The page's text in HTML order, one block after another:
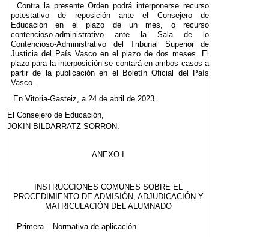
Contra la presente Orden podrá interponerse recurso
potestativo de reposición ante el Consejero de
Educación en el plazo de un mes, o recurso
contencioso-administrativo ante la Sala de lo
Contencioso-Administrativo del Tribunal Superior de
Justicia del País Vasco en el plazo de dos meses. El
plazo para la interposición se contará en ambos casos a
partir de la publicación en el Boletín Oficial del País
Vasco.
En Vitoria-Gasteiz, a 24 de abril de 2023.
El Consejero de Educación,
JOKIN BILDARRATZ SORRON.
ANEXO I
INSTRUCCIONES COMUNES SOBRE EL
PROCEDIMIENTO DE ADMISIÓN, ADJUDICACIÓN Y
MATRICULACIÓN DEL ALUMNADO
Primera.– Normativa de aplicación.